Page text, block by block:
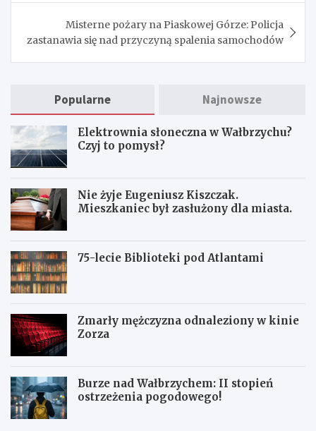
Misterne pożary na Piaskowej Górze: Policja
zastanawia się nad przyczyną spalenia samochodów
Popularne Najnowsze
Elektrownia słoneczna w Wałbrzychu?
Czyj to pomysł?
Nie żyje Eugeniusz Kiszczak.
Mieszkaniec był zasłużony dla miasta.
75-lecie Biblioteki pod Atlantami
Zmarły mężczyzna odnaleziony w kinie
Zorza
Burze nad Wałbrzychem: II stopień
ostrzeżenia pogodowego!
Z
W
W